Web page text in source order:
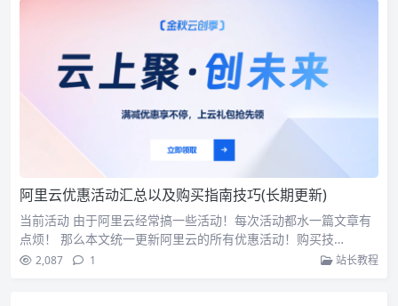
阿里云优惠活动汇总以及购买指南技巧(长期更新)
当前活动 由于阿里云经常搞一些活动！每次活动都水一篇文章有
点烦！ 那么本文统一更新阿里云的所有优惠活动！购买技…
2,087 1 站长教程